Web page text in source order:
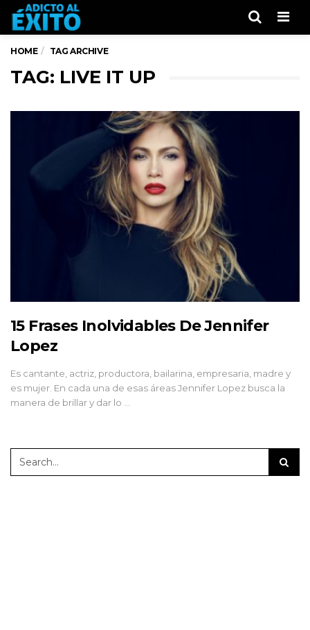
HOME TAG ARCHIVE
TAG: LIVE IT UP
15 Frases Inolvidables De Jennifer
Lopez
Es cantante, actriz, productora, bailarina, empresaria, madre y
es mujer. En cada una de esas áreas Jennifer Lopez busca la
manera de brillar y dar lo …